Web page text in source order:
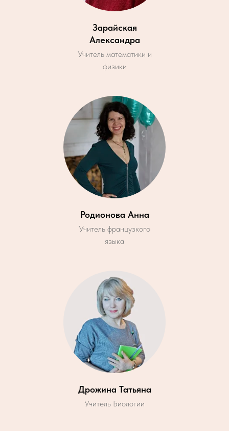
Зарайская
Александра
Учитель математики и
физики
Родионова Анна
Учитель французкого
языка
Дрожина Татьяна
Учитель Биологии